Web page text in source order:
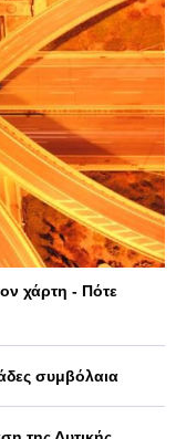
χάρτη - Πότε
συμβόλαια